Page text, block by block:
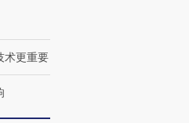
视线｜“入侵”还是“人道危
术更重要